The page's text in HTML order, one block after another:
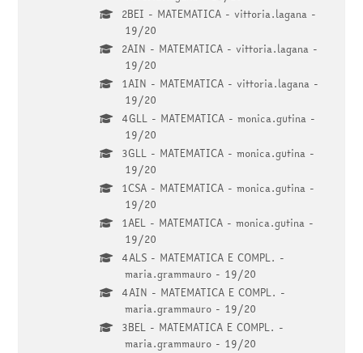
2BEI - MATEMATICA - vittoria.lagana -
19/20
2AIN - MATEMATICA - vittoria.lagana -
19/20
1AIN - MATEMATICA - vittoria.lagana -
19/20
4GLL - MATEMATICA - monica.gutina -
19/20
3GLL - MATEMATICA - monica.gutina -
19/20
1CSA - MATEMATICA - monica.gutina -
19/20
1AEL - MATEMATICA - monica.gutina -
19/20
4ALS - MATEMATICA E COMPL. -
maria.grammauro - 19/20
4AIN - MATEMATICA E COMPL. -
maria.grammauro - 19/20
3BEL - MATEMATICA E COMPL. -
maria.grammauro - 19/20